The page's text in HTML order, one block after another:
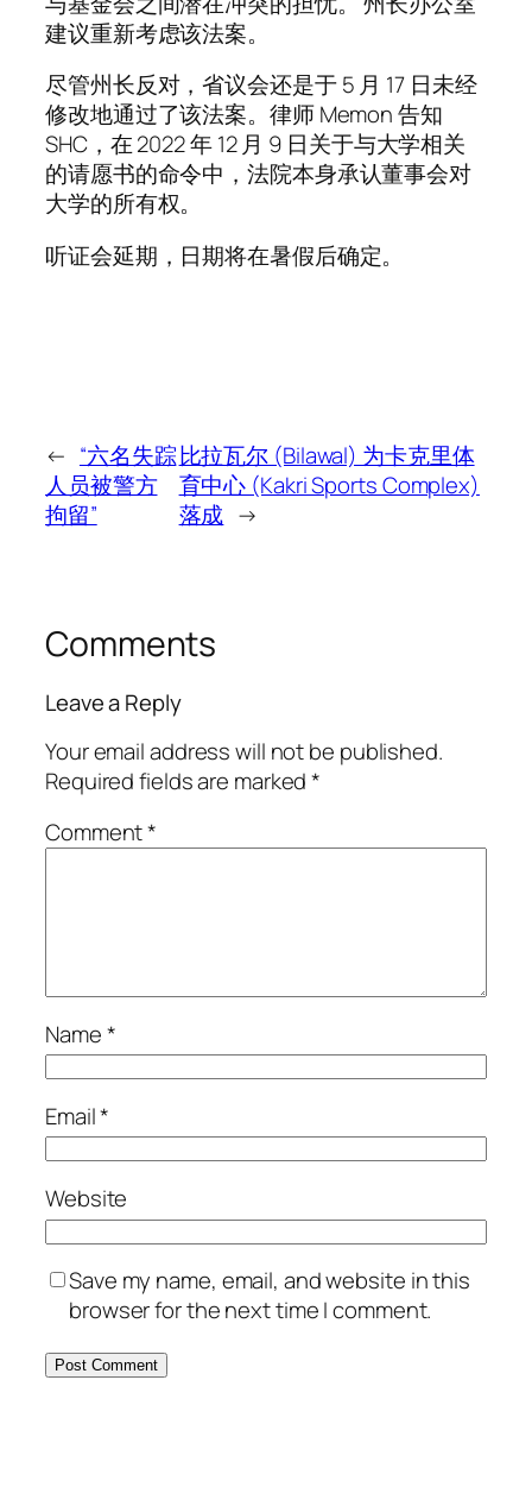
建议重新考虑该法案。
尽管州长反对，省议会还是于 5 月 17 日未经
修改地通过了该法案。律师 Memon 告知
SHC，在 2022 年 12 月 9 日关于与大学相关
的请愿书的命令中，法院本身承认董事会对
大学的所有权。
听证会延期，日期将在暑假后确定。
← “六名失踪
人员被警方
拘留”
比拉瓦尔 (Bilawal) 为卡克里体
育中心 (Kakri Sports Complex)
落成 →
Comments
Leave a Reply
Your email address will not be published.
Required fields are marked*
Comment*
Name*
Email*
Website
Save my name, email, and website in this
browser for the next time I comment.